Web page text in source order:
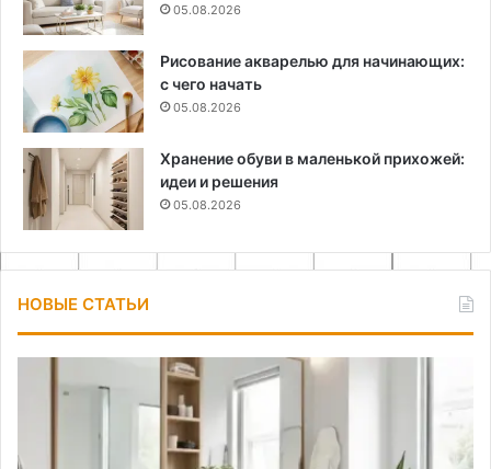
05.08.2026
Рисование акварелью для начинающих:
с чего начать
05.08.2026
Хранение обуви в маленькой прихожей:
идеи и решения
05.08.2026
НОВЫЕ СТАТЬИ